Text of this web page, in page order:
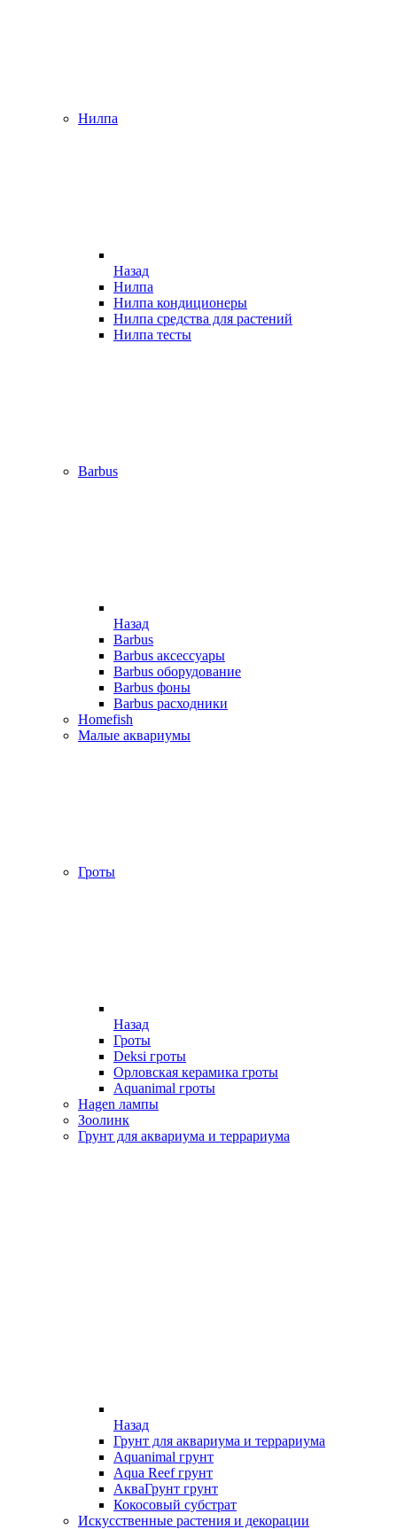
Нилпа
Назад
Нилпа
Нилпа кондиционеры
Нилпа средства для растений
Нилпа тесты
Barbus
Назад
Barbus
Barbus аксессуары
Barbus оборудование
Barbus фоны
Barbus расходники
Homefish
Малые аквариумы
Гроты
Назад
Гроты
Deksi гроты
Орловская керамика гроты
Aquanimal гроты
Hagen лампы
Зоолинк
Грунт для аквариума и террариума
Назад
Грунт для аквариума и террариума
Aquanimal грунт
Aqua Reef грунт
АкваГрунт грунт
Кокосовый субстрат
Искусственные растения и декорации